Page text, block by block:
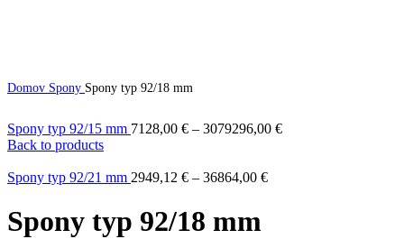
Domov Spony Spony typ 92/18 mm
Spony typ 92/15 mm 7128,00 € – 3079296,00 €
Back to products
Spony typ 92/21 mm 2949,12 € – 36864,00 €
Spony typ 92/18 mm